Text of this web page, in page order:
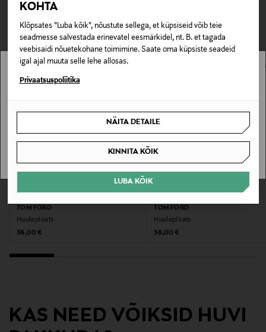
KOHTA
Klõpsates "Luba kõik", nõustute sellega, et küpsiseid võib teie
seadmesse salvestada erinevatel eesmärkidel, nt. B. et tagada
veebisaidi nõuetekohane toimimine. Saate oma küpsiste seadeid
igal ajal muuta selle lehe allosas.
Privaatsuspoliitika
NÄITA DETAILE
KINNITA KÕIK
LUBA KÕIK
Tootja
Estee Lauder Finland Oy
Tootja aadress
Hämeentie 15, 00500, Helsinki, Finland
csfinland@fi.estee.com
tagastada ainult avamata pakendis. Tagastatavad suletud
avamata originaalpakendis.
E-POE TAGASTUSED
TEISED KLIENDID
VAATASID KA
TOM FORD
Huulepliiats
Original Price
38,00 €
TOM FORD
Huulepliiats
Original Price
38,00 €
KAS NEED VÕIKSID HUVI
Stockmann pole Sinu riigis saadaval.
SAAN ARU